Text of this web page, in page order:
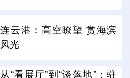
连云港：高空瞭望 赏海滨
风光
从“看展厅”到“谈落地”：驻